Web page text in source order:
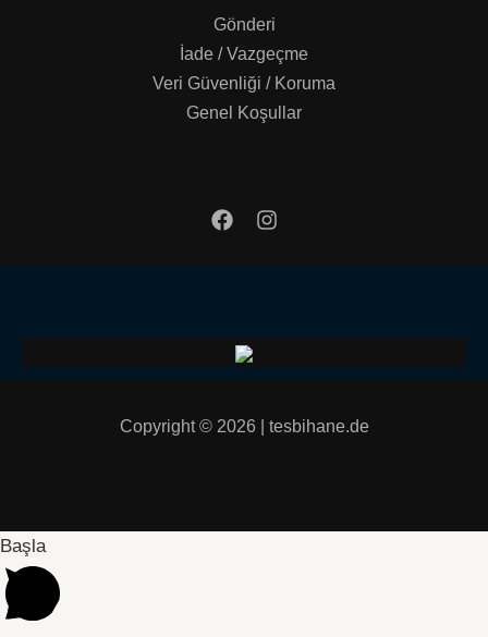
Gönderi
İade / Vazgeçme
Veri Güvenliği / Koruma
Genel Koşullar
Copyright © 2026 | tesbihane.de
Başla